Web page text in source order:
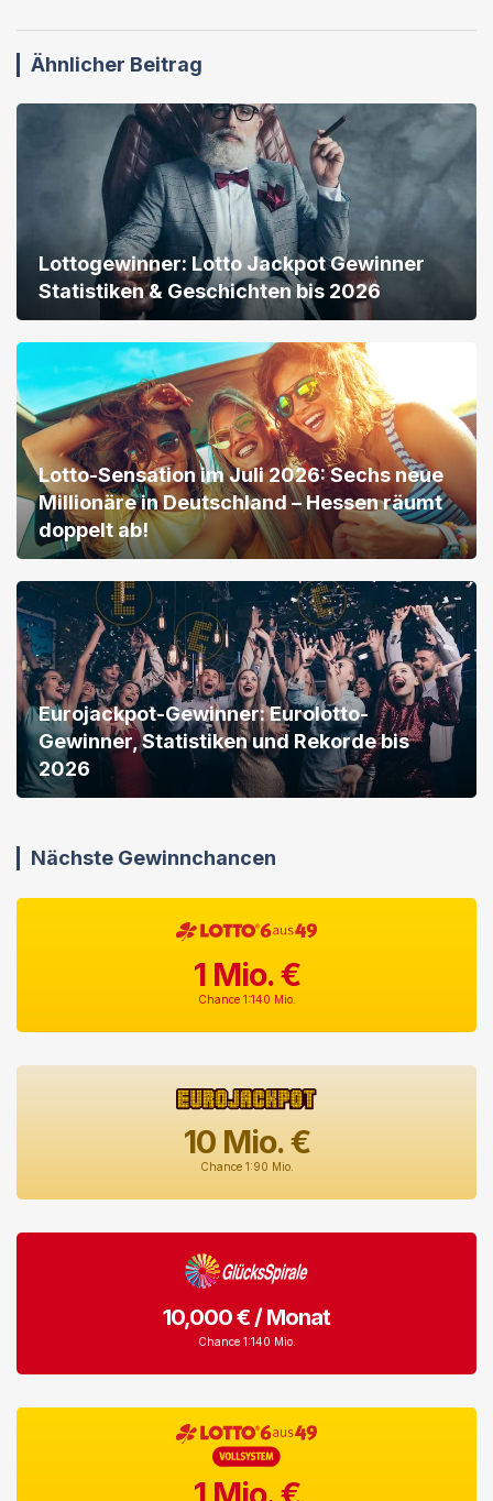
Ähnlicher Beitrag
Lottogewinner: Lotto Jackpot Gewinner
Statistiken & Geschichten bis 2026
Lotto-Sensation im Juli 2026: Sechs neue
Millionäre in Deutschland – Hessen räumt
doppelt ab!
Eurojackpot-Gewinner: Eurolotto-
Gewinner, Statistiken und Rekorde bis
2026
Nächste Gewinnchancen
1Mio. €
Chance 1:140 Mio.
10Mio. €
Chance 1:90 Mio.
10,000 € / Monat
Chance 1:140 Mio.